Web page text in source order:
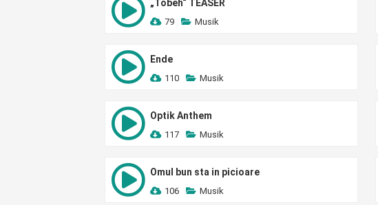
„Tobeh“ TEASER
79 Musik
Ende
110 Musik
Optik Anthem
117 Musik
Omul bun sta in picioare
106 Musik